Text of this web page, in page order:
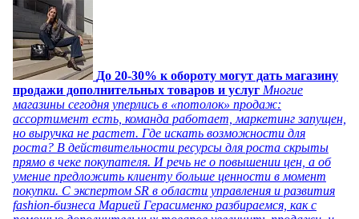
До 20-30% к обороту могут дать магазину
продажи дополнительных товаров и услуг Многие
магазины сегодня уперлись в «потолок» продаж:
ассортимент есть, команда работает, маркетинг запущен,
но выручка не растет. Где искать возможности для
роста? В действительности ресурсы для роста скрыты
прямо в чеке покупателя. И речь не о повышении цен, а об
умение предложить клиенту больше ценности в момент
покупки. С экспертом SR в области управления и развития
fashion-бизнеса Марией Герасименко разбираемся, как с